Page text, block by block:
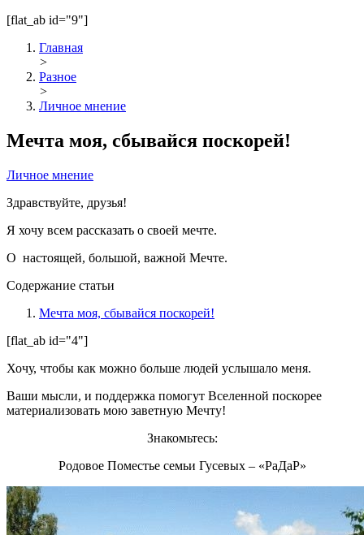
[flat_ab id="9"]
Главная
>
Разное
>
Личное мнение
Мечта моя, сбывайся поскорей!
Личное мнение
Здравствуйте, друзья!
Я хочу всем рассказать о своей мечте.
О настоящей, большой, важной Мечте.
Содержание статьи
Мечта моя, сбывайся поскорей!
[flat_ab id="4"]
Хочу, чтобы как можно больше людей услышало меня.
Ваши мысли, и поддержка помогут Вселенной поскорее
материализовать мою заветную Мечту!
Знакомьтесь:
Родовое Поместье семьи Гусевых – «РаДаР»